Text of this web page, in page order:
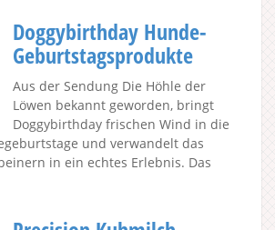
Doggybirthday Hunde-
Geburtstagsprodukte
Aus der Sendung Die Höhle der
Löwen bekannt geworden, bringt
Doggybirthday frischen Wind in die
und verwandelt das
in ein echtes Erlebnis. Das